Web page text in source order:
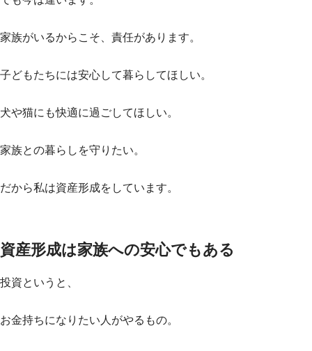
家族がいるからこそ、責任があります。
子どもたちには安心して暮らしてほしい。
犬や猫にも快適に過ごしてほしい。
家族との暮らしを守りたい。
だから私は資産形成をしています。
資産形成は家族への安心でもある
投資というと、
お金持ちになりたい人がやるもの。